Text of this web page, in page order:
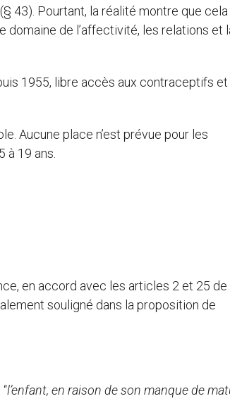
43). Pourtant, la réalité montre que cela
domaine de l’affectivité, les relations et
1955, libre accès aux contraceptifs et
Aucune place n’est prévue pour les
19 ans.
en accord avec les articles 2 et 25 de
souligné dans la proposition de
l’enfant, en raison de son manque de